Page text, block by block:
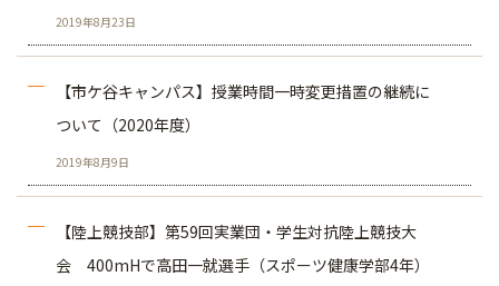
2019年8月23日
【市ケ谷キャンパス】授業時間一時変更措置の継続に
ついて（2020年度）
2019年8月9日
【陸上競技部】第59回実業団・学生対抗陸上競技大
会 400mHで高田一就選手（スポーツ健康学部4年）